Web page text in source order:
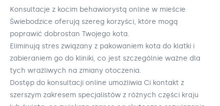
Konsultacje z kocim behawiorystą online w mieście
Świebodzice oferują szereg korzyści, które mogą
poprawić dobrostan Twojego kota.
Eliminują stres związany z pakowaniem kota do klatki i
zabieraniem go do kliniki, co jest szczególnie ważne dla
tych wrażliwych na zmiany otoczenia.
Dostęp do konsultacji online umożliwia Ci kontakt z
szerszym zakresem specjalistów z różnych części kraju